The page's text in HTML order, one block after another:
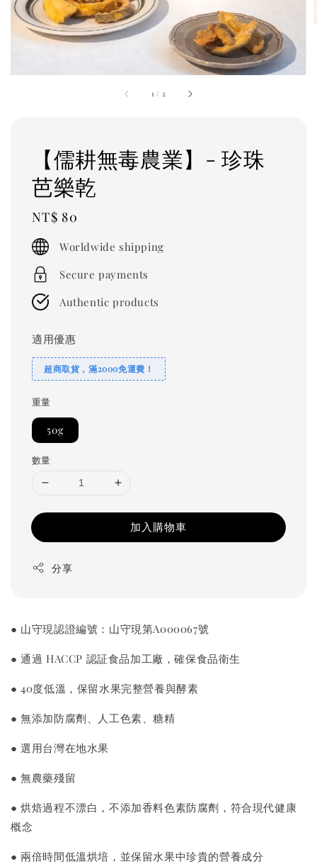
1 / 2
【儒耕無毒農業】- 珍珠
芭樂乾
Regular
price
NT$ 80
Worldwide shipping
Secure payments
Authentic products
適用優惠
超商取貨，滿2000免運費！
重量
50g
數量
加入購物車
分享
● 山守現認證編號：山守現第A000067號
● 通過 HACCP 認証食品加工廠，確保食品衛生
● 40度低溫，保留水果完整營養與酵素
● 無添加防腐劑、人工色素、糖精
● 選用台灣在地水果
● 無農藥殘留
● 烘焙過程不漂白，不添加香料色素防腐劑，符合現代健康
概念
● 兩倍時間低溫烘培，並保留水果中珍貴的營養成分